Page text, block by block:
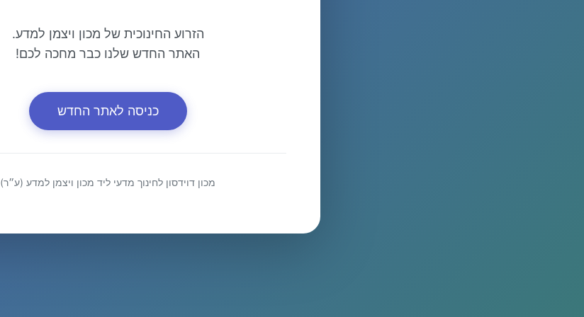
הזרוע החינוכית של מכון ויצמן למדע.
האתר החדש שלנו כבר מחכה לכם!
כניסה לאתר החדש
מכון דוידסון לחינוך מדעי ליד מכון ויצמן למדע (ע״ר)